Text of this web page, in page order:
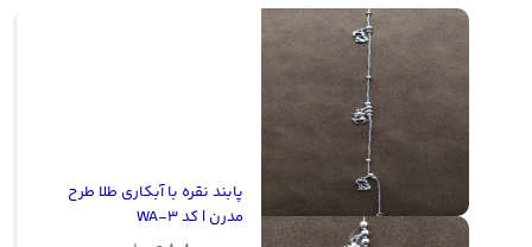
پابند نقره با آبکاری طلا طرح
مدرن | کد WA-3